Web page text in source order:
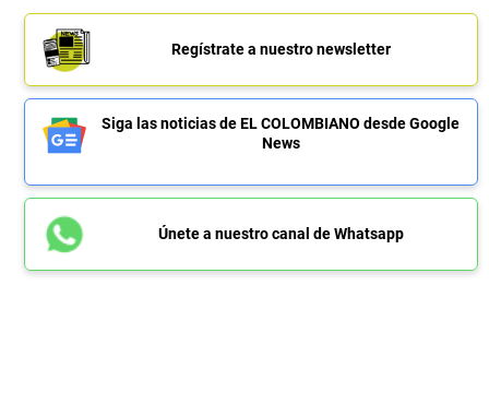
Regístrate a nuestro newsletter
Siga las noticias de EL COLOMBIANO desde Google
News
Únete a nuestro canal de Whatsapp